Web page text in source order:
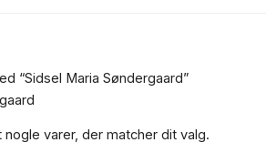
“Sidsel Maria Søndergaard”
varer, der matcher dit valg.